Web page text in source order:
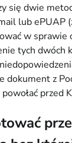
się dwie
lub ePUAP
w sprawie
tych dwóch
dokument z
przed